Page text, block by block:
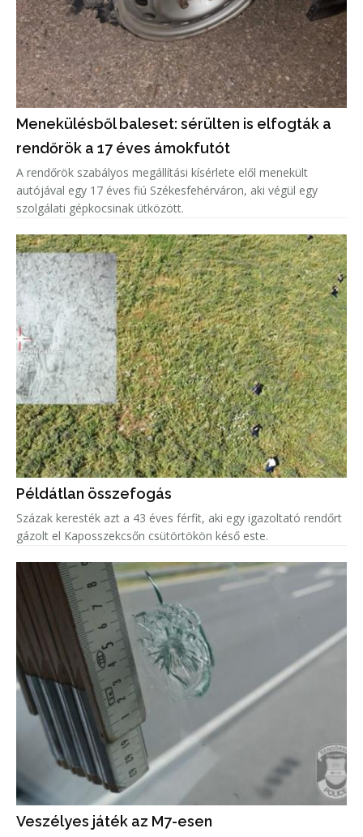
Menekülésből baleset: sérülten is elfogták a
rendőrök a 17 éves ámokfutót
A rendőrök szabályos megállítási kísérlete elől menekült
autójával egy 17 éves fiú Székesfehérváron, aki végül egy
szolgálati gépkocsinak ütközött.
Példátlan összefogás
Százak keresték azt a 43 éves férfit, aki egy igazoltató rendőrt
gázolt el Kaposszekcsőn csütörtökön késő este.
Veszélyes játék az M7-esen